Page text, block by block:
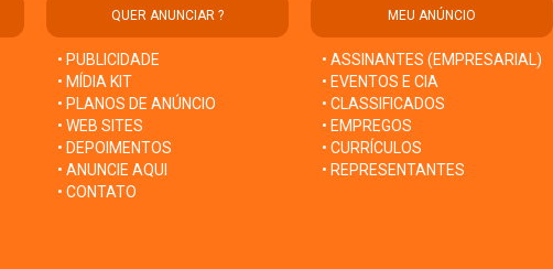
QUER ANUNCIAR ?
• PUBLICIDADE
• MÍDIA KIT
• PLANOS DE ANÚNCIO
• WEB SITES
• DEPOIMENTOS
• ANUNCIE AQUI
• CONTATO
MEU ANÚNCIO
• ASSINANTES (EMPRESARIAL)
• EVENTOS E CIA
• CLASSIFICADOS
• EMPREGOS
• CURRÍCULOS
• REPRESENTANTES